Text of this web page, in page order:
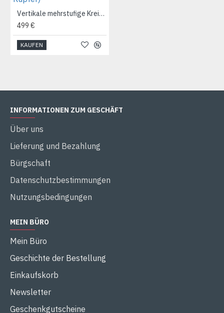
Vertikale mehrstufige Kreiselpumpe EVPm4-6 Aquatica (775455) (1500 W - 100 l/min - Förderhöhe: 72 m - Kupfer)
499 €
KAUFEN
INFORMATIONEN ZUM GESCHÄFT
Über uns
Lieferung und Bezahlung
Bürgschaft
Datenschutzbestimmungen
Nutzungsbedingungen
MEIN BÜRO
Mein Büro
Geschichte der Bestellung
Einkaufskorb
Newsletter
Geschenkgutscheine